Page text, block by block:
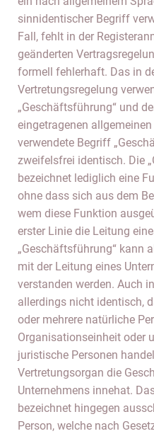
sinnidentischer Begriff
Fall, fehlt in der
geänderten
formell fehlerhaft. Das in
Vertretungsregelung
„Geschäftsführung“ und
eingetragenen
verwendete Begriff
zweifelsfrei identisch. Die
bezeichnet lediglich eine
ohne dass sich aus dem
wem diese Funktion
erster Linie die Leitung
„Geschäftsführung“ kann
mit der Leitung eines
verstanden werden. Auch
allerdings nicht identisch,
oder mehrere natürliche
Organisationseinheit oder
juristische Personen
Vertretungsorgan die
Unternehmens innehat.
bezeichnet hingegen
Person, welche nach